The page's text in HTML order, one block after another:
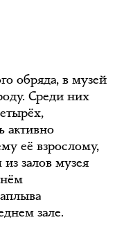
обряда, в музей
Среди них
активно
её взрослому,
залов музея
зале.